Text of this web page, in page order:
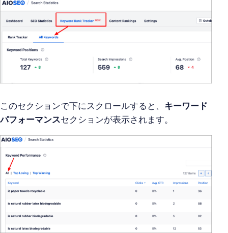
このセクションで下にスクロールすると、 キーワード
パフォーマンスセクションが表示されます。